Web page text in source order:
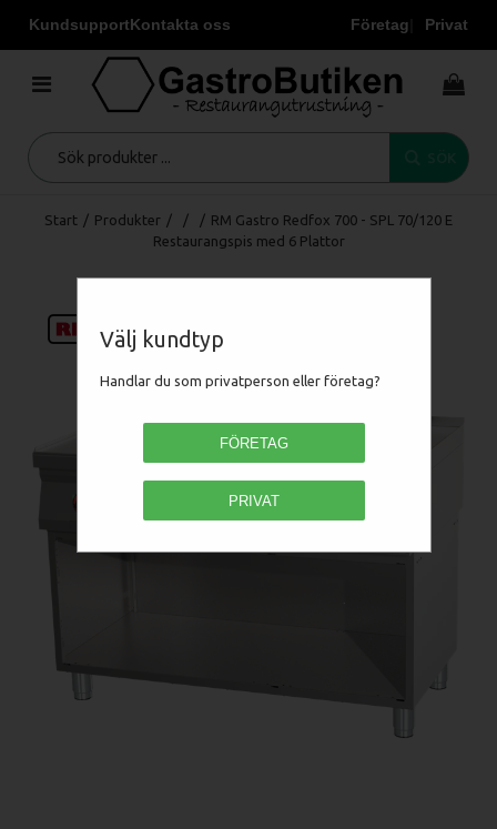
KundsupportKontakta oss Företag Privat
Välj kundtyp
Handlar du som privatperson eller företag?
FÖRETAG
PRIVAT
Start / Produkter / / / RM Gastro Redfox 700 - SPL 70/120 E
Restaurangspis med 6 Plattor